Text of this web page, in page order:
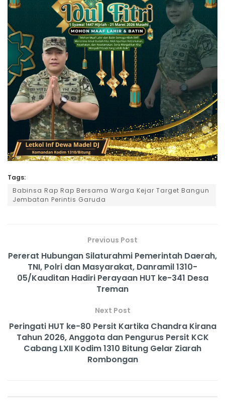
Tags:
Babinsa Rap Rap Bersama Warga Kejar Target Bangun
Jembatan Perintis Garuda
Previous Post
Pererat Hubungan Silaturahmi Pemerintah Daerah,
TNI, Polri dan Masyarakat, Danramil 1310-
05/Kauditan Hadiri Perayaan HUT ke-341 Desa
Treman
Next Post
Peringati HUT ke-80 Persit Kartika Chandra Kirana
Tahun 2026, Anggota dan Pengurus Persit KCK
Cabang LXII Kodim 1310 Bitung Gelar Ziarah
Rombongan